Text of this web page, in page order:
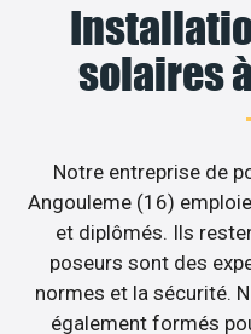
solaires
Notre entreprise de
Angouleme (16)
et diplômés. Ils
poseurs sont des
normes et la sécurité.
également formés